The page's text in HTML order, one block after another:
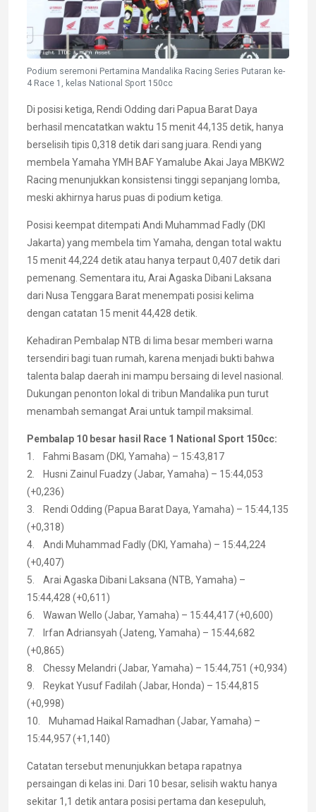
Podium seremoni Pertamina Mandalika Racing Series Putaran ke-
4 Race 1, kelas National Sport 150cc
Di posisi ketiga, Rendi Odding dari Papua Barat Daya
berhasil mencatatkan waktu 15 menit 44,135 detik, hanya
berselisih tipis 0,318 detik dari sang juara. Rendi yang
membela Yamaha YMH BAF Yamalube Akai Jaya MBKW2
Racing menunjukkan konsistensi tinggi sepanjang lomba,
meski akhirnya harus puas di podium ketiga.
Posisi keempat ditempati Andi Muhammad Fadly (DKI
Jakarta) yang membela tim Yamaha, dengan total waktu
15 menit 44,224 detik atau hanya terpaut 0,407 detik dari
pemenang. Sementara itu, Arai Agaska Dibani Laksana
dari Nusa Tenggara Barat menempati posisi kelima
dengan catatan 15 menit 44,428 detik.
Kehadiran Pembalap NTB di lima besar memberi warna
tersendiri bagi tuan rumah, karena menjadi bukti bahwa
talenta balap daerah ini mampu bersaing di level nasional.
Dukungan penonton lokal di tribun Mandalika pun turut
menambah semangat Arai untuk tampil maksimal.
Pembalap 10 besar hasil Race 1 National Sport 150cc:
1. Fahmi Basam (DKI, Yamaha) – 15:43,817
2. Husni Zainul Fuadzy (Jabar, Yamaha) – 15:44,053
(+0,236)
3. Rendi Odding (Papua Barat Daya, Yamaha) – 15:44,135
(+0,318)
4. Andi Muhammad Fadly (DKI, Yamaha) – 15:44,224
(+0,407)
5. Arai Agaska Dibani Laksana (NTB, Yamaha) –
15:44,428 (+0,611)
6. Wawan Wello (Jabar, Yamaha) – 15:44,417 (+0,600)
7. Irfan Adriansyah (Jateng, Yamaha) – 15:44,682
(+0,865)
8. Chessy Melandri (Jabar, Yamaha) – 15:44,751 (+0,934)
9. Reykat Yusuf Fadilah (Jabar, Honda) – 15:44,815
(+0,998)
10. Muhamad Haikal Ramadhan (Jabar, Yamaha) –
15:44,957 (+1,140)
Catatan tersebut menunjukkan betapa rapatnya
persaingan di kelas ini. Dari 10 besar, selisih waktu hanya
sekitar 1,1 detik antara posisi pertama dan kesepuluh,